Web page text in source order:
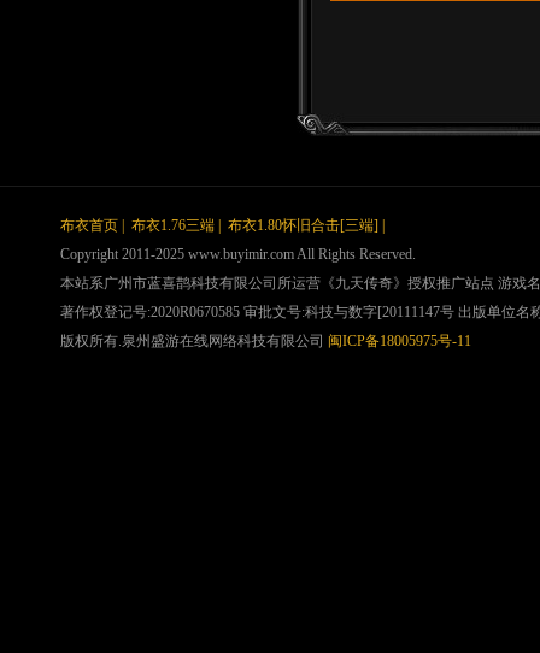
布衣首页 布衣1.76三端 布衣1.80怀旧合击[三端]
Copyright 2011-2025 www.buyimir.com All Rights Reserved.
本站系广州市蓝喜鹊科技有限公司所运营《九天传奇》授权推广站点 游戏
著作权登记号:2020R0670585 审批文号:科技与数字[20111147号 出版单位
版权所有.泉州盛游在线网络科技有限公司 闽ICP备18005975号-11